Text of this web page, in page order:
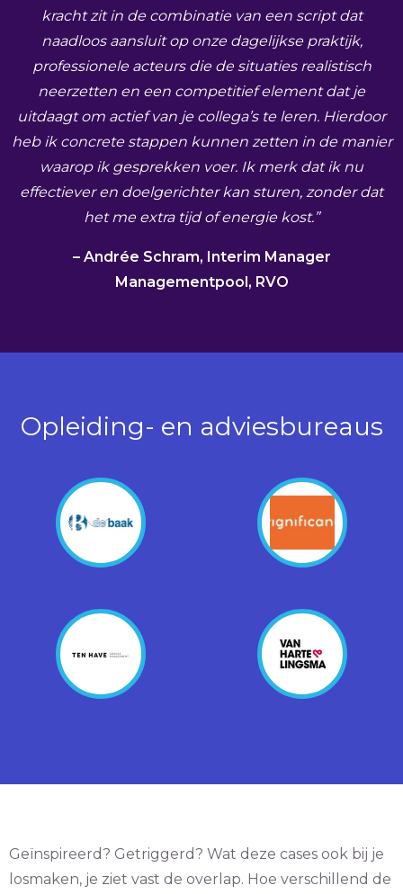
kracht zit in de combinatie van een script dat
naadloos aansluit op onze dagelijkse praktijk,
professionele acteurs die de situaties realistisch
neerzetten en een competitief element dat je
uitdaagt om actief van je collega’s te leren. Hierdoor
heb ik concrete stappen kunnen zetten in de manier
waarop ik gesprekken voer. Ik merk dat ik nu
effectiever en doelgerichter kan sturen, zonder dat
het me extra tijd of energie kost.”
– Andrée Schram, Interim Manager
Managementpool, RVO
Opleiding- en adviesbureaus
Geïnspireerd? Getriggerd? Wat deze cases ook bij je
losmaken, je ziet vast de overlap. Hoe verschillend de